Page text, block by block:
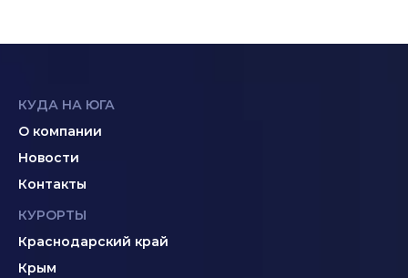
КУДА НА ЮГА
О компании
Новости
Контакты
КУРОРТЫ
Краснодарский край
Крым